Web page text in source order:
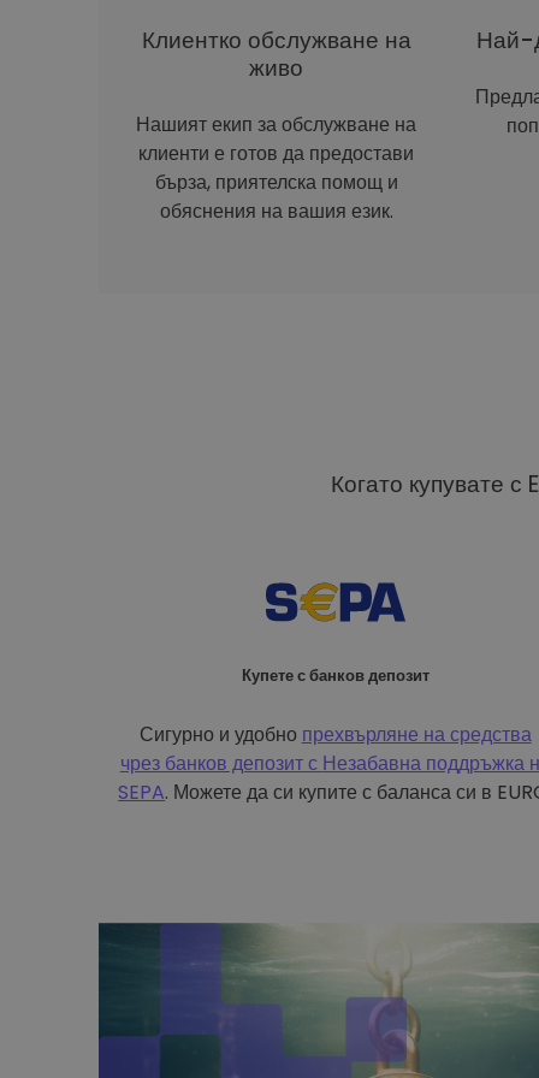
Клиентко обслужване на
живо
Нашият екип за обслужване на
клиенти е готов да предостави
бърза, приятелска помощ и
обяснения на вашия език.
Най-
Когато купувате
Купете с банков депозит
Сигурно и удобно прехвърляне на средства
чрез банков депозит с Незабавна поддръжка
SEPA. Можете да си купите с баланса си в